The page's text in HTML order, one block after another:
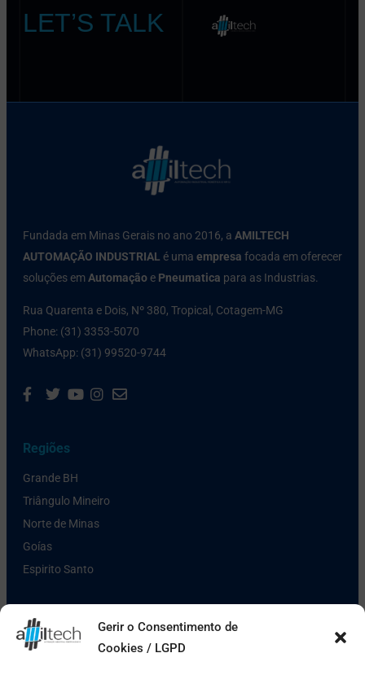
Gerir o Consentimento de
Cookies / LGPD
LET’S TALK
Fundada em Minas Gerais no ano 2016, a AMILTECH
AUTOMAÇÃO INDUSTRIAL é uma empresa focada em oferecer
soluções em Automação e Pneumatica para as Industrias.
Rua Quarenta e Dois, Nº 380, Tropical, Cotagem-MG
Phone: (31) 3353-5070
WhatsApp: (31) 99520-9744
Regiões
Grande BH
Triângulo Mineiro
Norte de Minas
Goías
Espirito Santo
Links Úteis
Política de Privacidade